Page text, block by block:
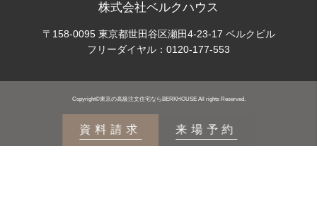
資料請求 来場予約
株式会社ベルクハウス
〒158-0095 東京都世田谷区瀬田4-23-17 ベルクビル
フリーダイヤル： 0120-177-553
Copyright©東京の高級注文住宅ならBERKHOUSE All rights Reserved.